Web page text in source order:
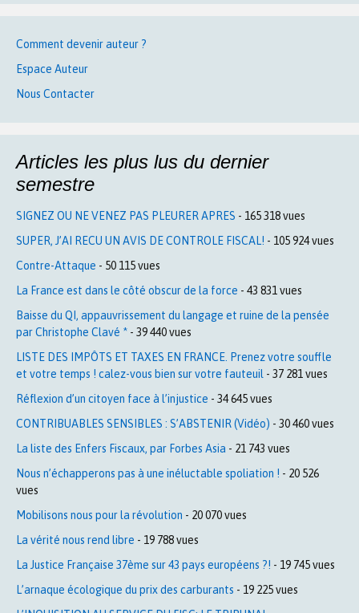
Comment devenir auteur ?
Espace Auteur
Nous Contacter
Articles les plus lus du dernier
semestre
SIGNEZ OU NE VENEZ PAS PLEURER APRES - 165 318 vues
SUPER, J’AI RECU UN AVIS DE CONTROLE FISCAL! - 105 924 vues
Contre-Attaque - 50 115 vues
La France est dans le côté obscur de la force - 43 831 vues
Baisse du QI, appauvrissement du langage et ruine de la pensée
par Christophe Clavé * - 39 440 vues
LISTE DES IMPÔTS ET TAXES EN FRANCE. Prenez votre souffle
et votre temps ! calez-vous bien sur votre fauteuil - 37 281 vues
Réflexion d’un citoyen face à l’injustice - 34 645 vues
CONTRIBUABLES SENSIBLES : S’ABSTENIR (Vidéo) - 30 460 vues
La liste des Enfers Fiscaux, par Forbes Asia - 21 743 vues
Nous n’échapperons pas à une inéluctable spoliation ! - 20 526
vues
Mobilisons nous pour la révolution - 20 070 vues
La vérité nous rend libre - 19 788 vues
La Justice Française 37ème sur 43 pays européens ?! - 19 745 vues
L’arnaque écologique du prix des carburants - 19 225 vues